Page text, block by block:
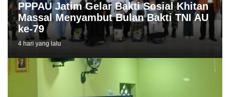
PPPAU Jatim Gelar Bakti Sosial Khitan
Massal Menyambut Bulan Bakti TNI AU
ke-79
4 hari yang lalu